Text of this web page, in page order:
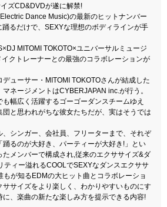
ズCD&DVDが遂に解禁!
Dance Music)の最新のヒットナンバー
るだけで、SEXYな理想のボディラインが手
MITOMI TOKOTO×ユニバーサルミュージ
クトレーナーとの最強のコラボレーションが
ューサー・MITOMI TOKOTOさんが結成した
ネージメントはCYBERJAPAN inc.が行う。
幅広く活躍するゴーゴーダンスチームゆえ
と思われがちな彼女たちだが、実はそうでは
、シンガー、会社員、フリーターまで、それぞ
るのが大好き、パーティーが大好き!」とい
たメンバーで構成され,従来のエクササイズ&ダ
ティー溢れるCOOLでSEXYなダンスエクササ
もが知るEDMの大ヒット曲とコラボレーショ
ササイズをより楽しく、わかりやすいものにす
に、楽曲の新たな楽しみ方を提示できる内容!